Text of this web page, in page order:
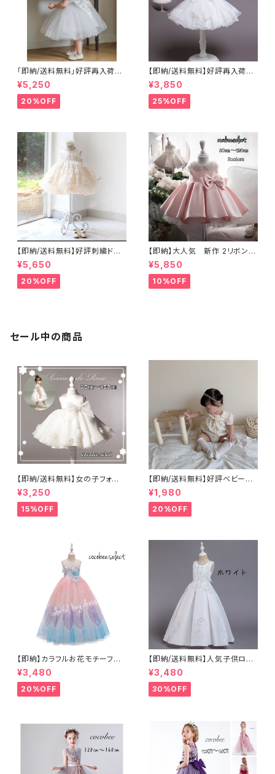
「即納/送料無料」好評再入荷子
供ドレスベビードレスホワイトド
レス 1歳バースデーセレモニー
ドレス結婚式 お誕生日ハーフ
バースデードレス 七五三撮
㎝
¥5,250
20%OFF
【即納/送料無料】好評再入荷刺
繍ビーズ子供ドレス七五三衣装
2リボンおしゃれ刺繍ベビードレ
ス セレモニー お誕生日 7
0~100㎝
¥3,850
25%OFF
【即納/送料無料】好評刺繍ドレ
ス子供ドレス豪華高見えドレ
ス ネックビーズベビードレ
ス 女のドレス子供ドレス 女
の子ワンピース セレモニージ
8090100110120cm
¥5,650
20%OFF
【即納】大人気 新作 2リボン
ビーズ襟 子供ワンピースベビ
ードレス セレモニードレス
子供ドレス ホワイトドレス
結婚式フォーマルドレ リングガ
¥5,850
10%OFF
セール中の商品
【即納/送料無料】女の子フォー
マルドレスこどもドレスワンピー
ス２リボンドレスホワイト ふんわ
り パール＆リボン付き ドレス
ベビードレス入園式卒園式100
ニードレスリングガール結婚式7
08090100110120cm
¥3,250
15%OFF
【即納/送料無料】好評ベビーロ
ンパース新生児女の子花柄ロン
パース長袖子供ロンパース S
NS映えロンパース ハーフバー
スデー 結婚式 お誕生日
¥1,980
20%OFF
【即納】カラフルお花モチーフ子
供ロングドレス発表会ドレスジ
ュニアドレス女の子ワンピース
¥3,480
20%OFF
【即納/送料無料】人気子供ロン
グドレス大人気 子供ロングキ
ッズドレス 女の子ドレス リン
グガールエレガントドレス結婚
式ドレスビジュー付きドレスキッ
¥3,480
30%OFF